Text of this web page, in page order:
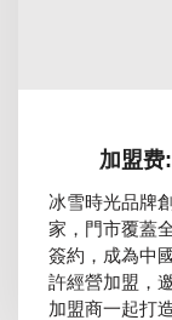
加盟费
冰雪時光品牌
家，門市覆蓋
簽約，成為中
許經營加盟，
加盟商一起打